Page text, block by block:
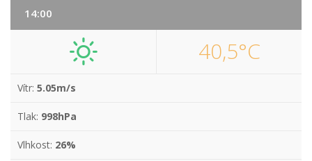
14:00
40,5°C
Vítr: 5.05m/s
Tlak: 998hPa
Vlhkost: 26%